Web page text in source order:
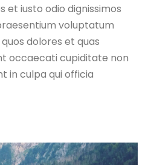
et iusto odio dignissimos
voluptatum
dolores et quas
occaecati cupiditate non
in culpa qui officia